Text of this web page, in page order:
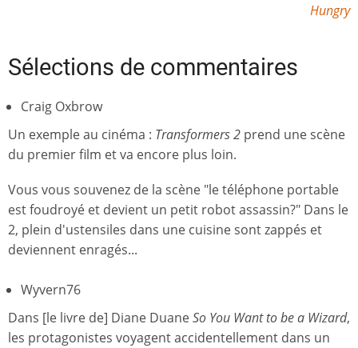
Hungry
Sélections de commentaires
Craig Oxbrow
Un exemple au cinéma : Transformers 2 prend une scène
du premier film et va encore plus loin.
Vous vous souvenez de la scène "le téléphone portable
est foudroyé et devient un petit robot assassin?" Dans le
2, plein d'ustensiles dans une cuisine sont zappés et
deviennent enragés...
Wyvern76
Dans [le livre de] Diane DuaneSo You Want to be a Wizard,
les protagonistes voyagent accidentellement dans un